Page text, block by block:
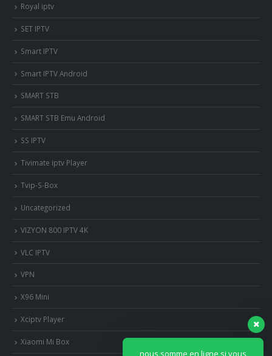
Royal iptv
SET IPTV
Smart IPTV
Smart IPTV Android
SMART STB
SMART STB Emu Android
SS IPTV
Tivimate iptv Player
Tvip-S-Box
Uncategorized
VIZYON 800 IPTV 4K
VLC IPTV
VPN
X96 Mini
Xciptv Player
Xiaomi Mi Box
nous somme en ligne si vous